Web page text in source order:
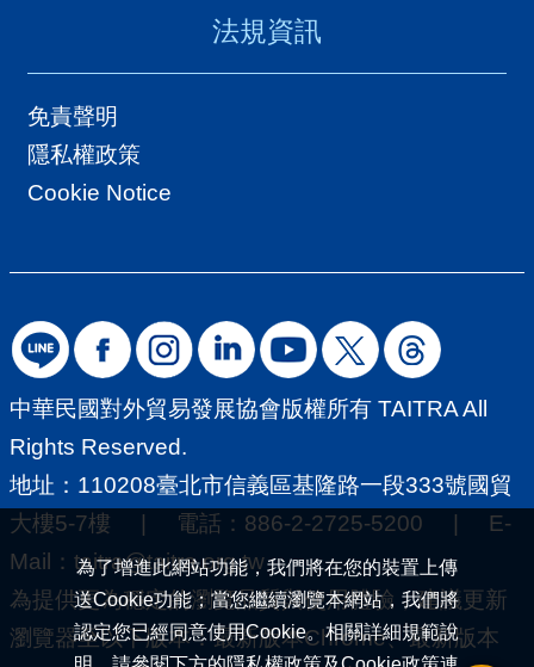
為了增進此網站功能，我們將在您的裝置上傳
送Cookie功能；當您繼續瀏覽本網站，我們將
認定您已經同意使用Cookie。相關詳細規範說
法規資訊
免責聲明
隱私權政策
Cookie Notice
中華民國對外貿易發展協會版權所有 TAITRA All
Rights Reserved.
地址：110208臺北市信義區基隆路一段333號國貿
大樓5-7樓 | 電話：886-2-2725-5200 | E-
Mail： taitra@taitra.org.tw
為提供更為穩定的瀏覽品質與使用體驗，建議更新
瀏覽器至以下版本：最新版本Chrome、最新版本